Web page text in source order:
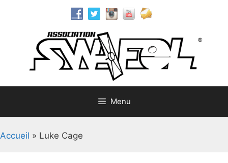
Menu
Accueil » Luke Cage